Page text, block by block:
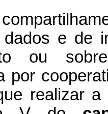
e de
ou
por
realizar